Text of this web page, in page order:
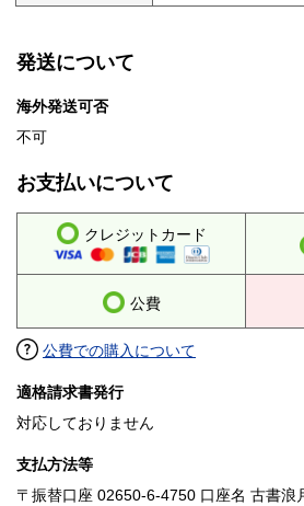
発送について
海外発送可否
不可
お支払いについて
クレジットカード
公費
公費での購入について
適格請求書発行
対応しておりません
支払方法等
〒振替口座 02650-6-4750 口座名 古書浪